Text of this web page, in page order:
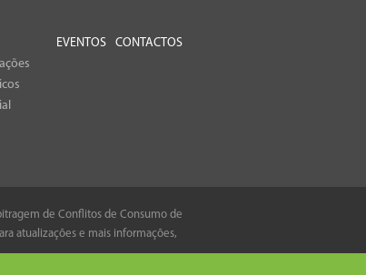
EVENTOS CONTACTOS
de Conflitos de Consumo de
atualizações e mais informações,